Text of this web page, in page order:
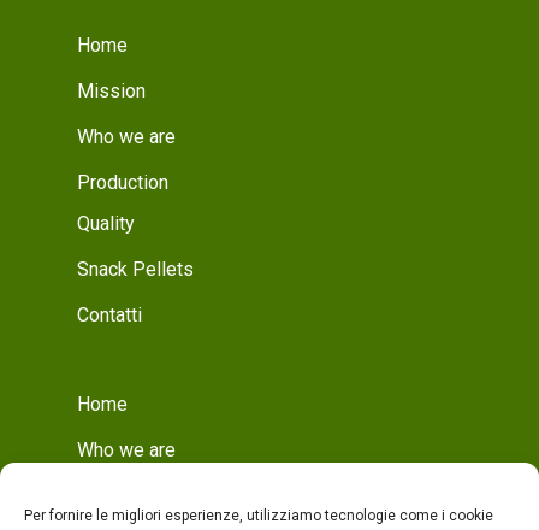
Per fornire le migliori esperienze, utilizziamo tecnologie come i cookie
Home
Mission
Who we are
Production
Quality
Snack Pellets
Contatti
Home
Who we are